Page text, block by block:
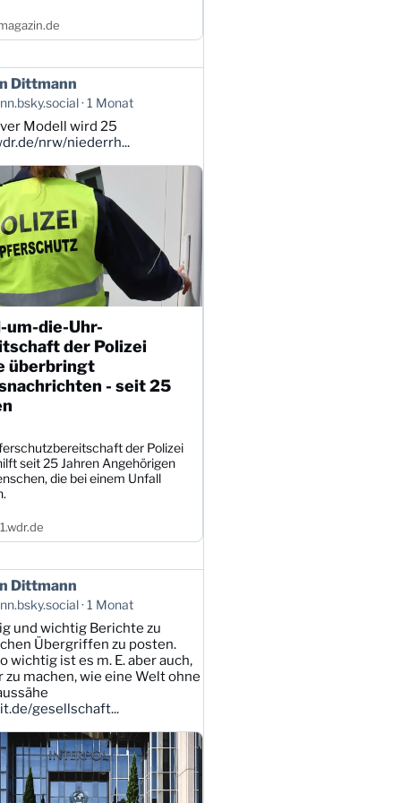
Dittmann
1 Monat
Modell wird 25
nrw/niederrh...
um-die-Uhr-
der Polizei
überbringt
- seit 25
der Polizei
seit 25 Jahren Angehörigen
die bei einem Unfall
Dittmann
1 Monat
und wichtig Berichte zu
Übergriffen zu posten.
wichtig ist es m. E. aber auch,
zu machen, wie eine Welt ohne
gesellschaft...